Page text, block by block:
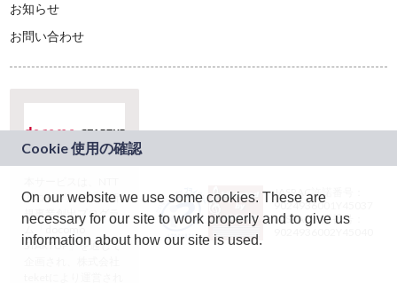
お知らせ
お問い合わせ
ドコモグループの新
規事業創出プログラ
ム「docomo
STARTUP」を通じて
JASRAC許諾番号：
9024936001Y45037
JASRAC許諾番号：
On our website we use some cookies. These are
necessary for our site to work properly and to give us
information about how our site is used.